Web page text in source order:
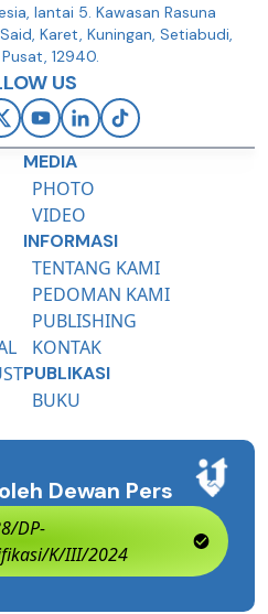
lantai 5. Kawasan Rasuna
Karet, Kuningan, Setiabudi,
12940.
US
MEDIA
PHOTO
VIDEO
INFORMASI
TENTANG KAMI
PEDOMAN KAMI
PUBLISHING
KONTAK
PUBLIKASI
BUKU
Dewan Pers
DP-
K/III/2024